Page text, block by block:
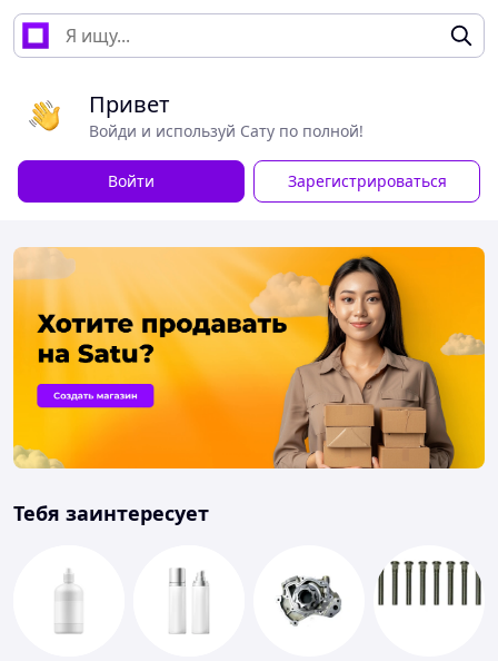
Привет
Войди и используй Сату по полной!
Войти Зарегистрироваться
Тебя заинтересует